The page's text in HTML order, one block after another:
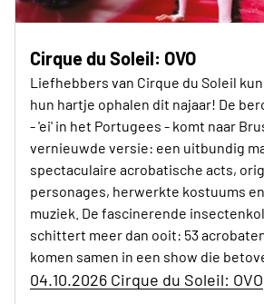
Cirque du Soleil: OVO
Liefhebbers van Cirque du Soleil
hun hartje ophalen dit najaar! De
- 'ei' in het Portugees - komt naar
vernieuwde versie: een uitbundig
spectaculaire acrobatische acts,
personages, herwerkte kostuums
muziek. De fascinerende
schittert meer dan ooit: 53
komen samen in een show die
04.10.2026 Cirque du Soleil: OVO